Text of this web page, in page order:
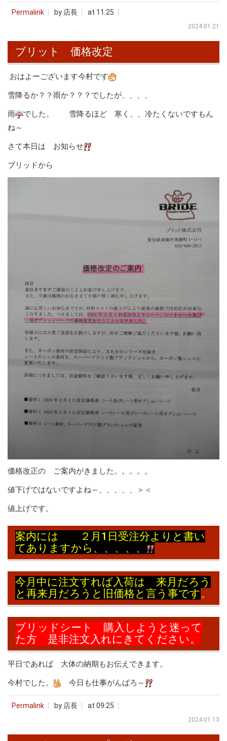
Permalink by 店長 at 11:25
2024.01.21
ブリット 価格改定
おはよーございます今村です
雪降るか？？雨か？？？でしたが、、、、
雨
でした。 雪降るほど 寒く、、冷たくないですもん
ね～
さて本日は お知らせ
ブリッドから
価格改正の ご案内がきました。。。。。
値下げではないですよね～、、、、、＞＜
値上げです。
案内には ２月1日受注分よりと書い
てありますから、、、、、
今月中に注文すれば入荷は 来月だろう
と再来月だろうと旧価格と言う事です。
ブリッドシート 購入しようと迷って
た方 是非注文入れにきてください。
平日であれば 大体の納期もお伝えできます。
今村でした。 今日も仕事がんばろ～
Permalink by 店長 at 09:25
2024.01.13